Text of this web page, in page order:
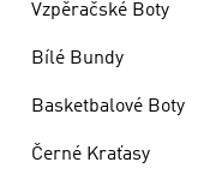
Vzpěračské Boty
Bílé Bundy
Basketbalové Boty
Černé Kraťasy